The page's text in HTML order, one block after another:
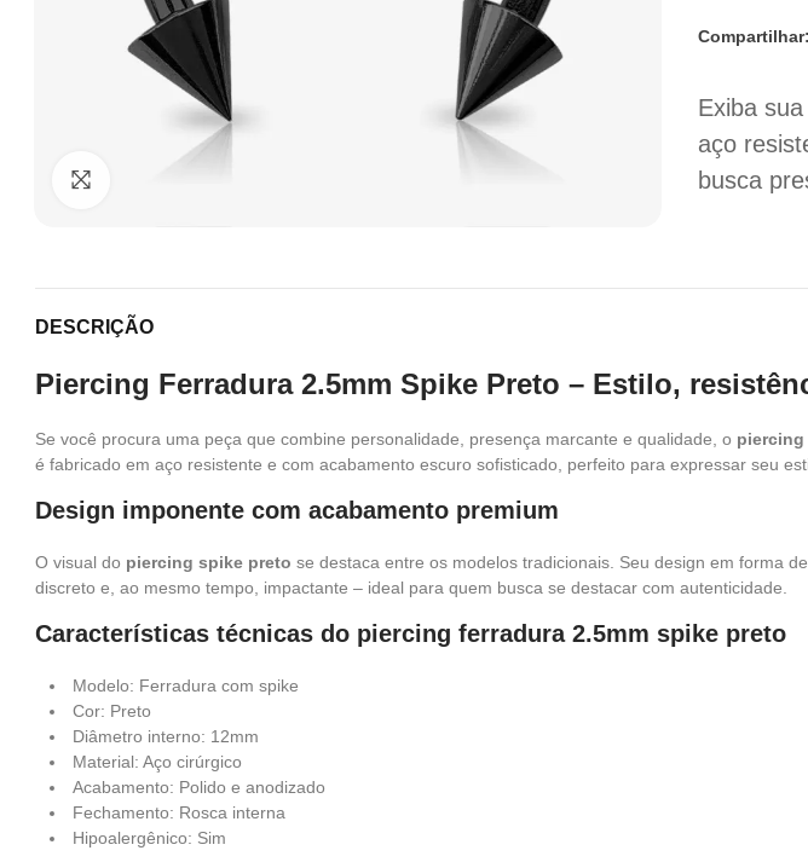
Exiba
aço
busca
DESCRIÇÃO
Piercing Ferradura 2.5mm Spike Preto – Estilo,
Se você procura uma peça que combine personalidade, presença marcante e qualidade, o piercing
é fabricado em aço resistente e com acabamento escuro sofisticado, perfeito para expressar seu
Design imponente com acabamento premium
O visual do piercing spike preto se destaca entre os modelos tradicionais. Seu design em forma
discreto e, ao mesmo tempo, impactante – ideal para quem busca se destacar com autenticidade.
Características técnicas do piercing ferradura 2.5mm spike preto
Modelo: Ferradura com spike
Cor: Preto
Diâmetro interno: 12mm
Material: Aço cirúrgico
Acabamento: Polido e anodizado
Fechamento: Rosca interna
Hipoalergênico: Sim